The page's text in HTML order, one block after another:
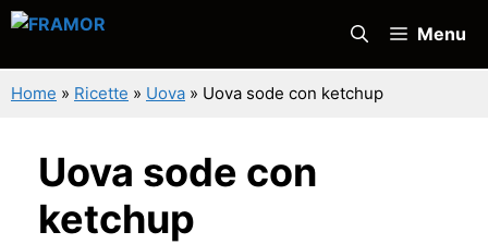
Vai
contenuto
Menu
Home » Ricette » Uova » Uova sode con ketchup
Uova sode con
ketchup